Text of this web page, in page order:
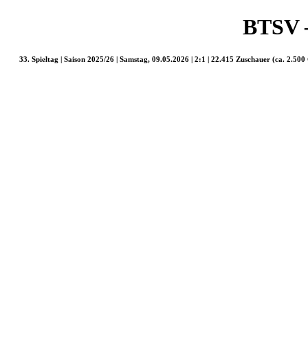
BTSV
33. Spieltag | Saison 2025/26 | Samstag, 09.05.2026 | 2:1 | 22.415 Zuschauer (ca. 2.500